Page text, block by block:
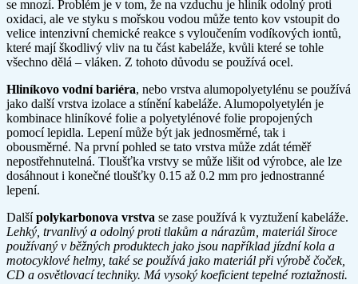
se mnozí. Problém je v tom, že na vzduchu je hliník odolný proti
oxidaci, ale ve styku s mořskou vodou může tento kov vstoupit do
velice intenzivní chemické reakce s vyloučením vodíkových iontů,
které mají škodlivý vliv na tu část kabeláže, kvůli které se tohle
všechno dělá – vláken. Z tohoto důvodu se používá ocel.
Hliníkovo vodní bariéra, nebo vrstva alumopolyetylénu se používá
jako další vrstva izolace a stínění kabeláže. Alumopolyetylén je
kombinace hliníkové folie a polyetylénové folie propojených
pomocí lepidla. Lepení může být jak jednosměrné, tak i
obousměrné. Na první pohled se tato vrstva může zdát téměř
nepostřehnutelná. Tloušťka vrstvy se může lišit od výrobce, ale lze
dosáhnout i konečné tloušťky 0.15 až 0.2 mm pro jednostranné
lepení.
Dalšípolykarbonova vrstva se zase používá k vyztužení kabeláže.
Lehký, trvanlivý a odolný proti tlakům a nárazům, materiál široce
používaný v běžných produktech jako jsou například jízdní kola a
motocyklové helmy, také se používá jako materiál při výrobě čoček,
CD a osvětlovací techniky. Má vysoký koeficient tepelné roztažnosti.